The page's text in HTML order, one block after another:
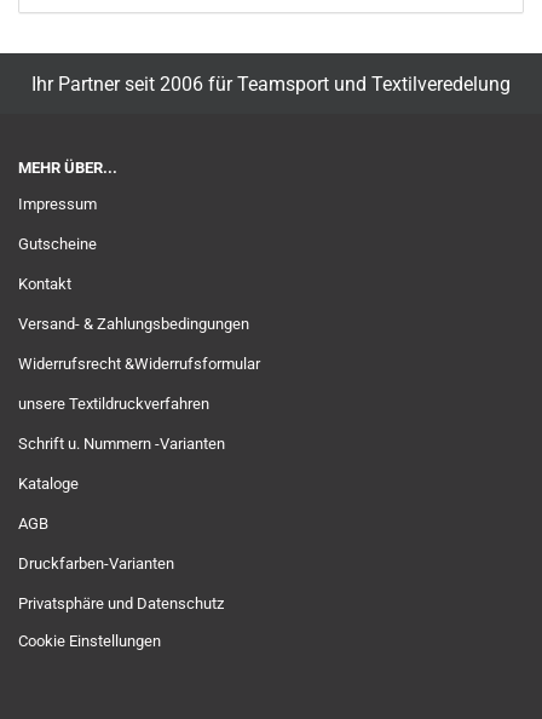
Ihr Partner seit 2006 für Teamsport und Textilveredelung
MEHR ÜBER...
Impressum
Gutscheine
Kontakt
Versand- & Zahlungsbedingungen
Widerrufsrecht &Widerrufsformular
unsere Textildruckverfahren
Schrift u. Nummern -Varianten
Kataloge
AGB
Druckfarben-Varianten
Privatsphäre und Datenschutz
Cookie Einstellungen